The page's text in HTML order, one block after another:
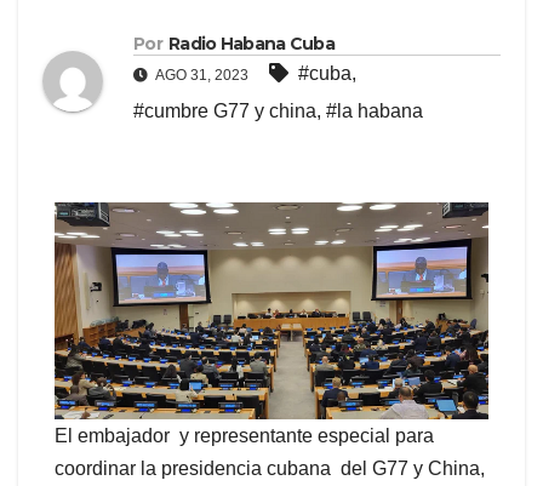
Por Radio Habana Cuba
AGO 31, 2023 #cuba,
#cumbre G77 y china, #la habana
El embajador y representante especial para
coordinar la presidencia cubana del G77 y China,